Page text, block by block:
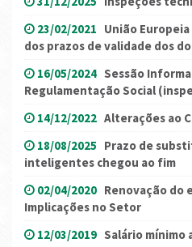
23/02/2021 União
dos prazos de validade dos
16/05/2024 Sessão
Regulamentação Social
14/12/2022 Alterações ao
18/08/2025 Prazo de
inteligentes chegou ao fim
02/04/2020 Renovação do
Implicações no Setor
12/03/2019 Salário mínimo